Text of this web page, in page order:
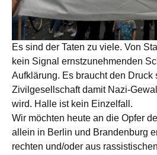
Es sind der Taten zu viele. Von
kein Signal ernstzunehmenden
Aufklärung. Es braucht den Druck
Zivilgesellschaft damit Nazi-
wird. Halle ist kein Einzelfall.
Wir möchten heute an die Opfer
allein in Berlin und Brandenburg
rechten und/oder aus